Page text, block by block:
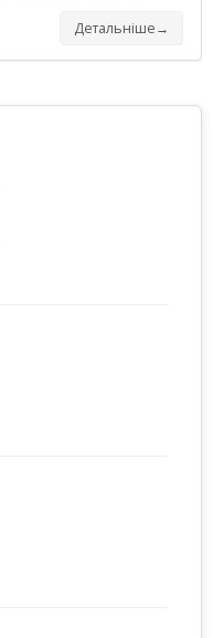
Детальніше→